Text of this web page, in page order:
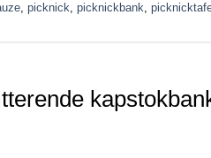
, picknick, picknickbank,